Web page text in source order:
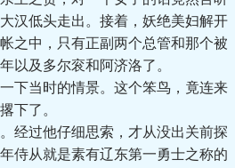
汉低头走出。接着，妖绝美妇解开
之中，只有正副两个总管和那个被
以及多尔衮和阿济洛了。
当时的情景。这个笨鸟，竟连来
下了。
过他仔细思索，才从没出关前探
侍从就是素有辽东第一勇士之称的